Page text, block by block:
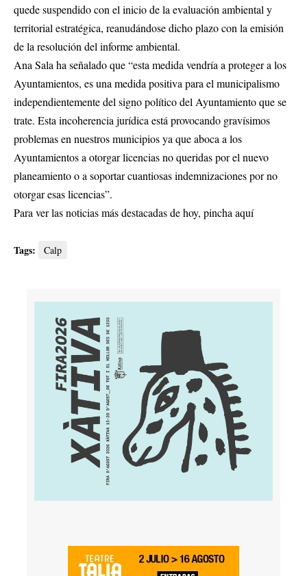
quede suspendido con el inicio de la evaluación ambiental y
territorial estratégica, reanudándose dicho plazo con la emisión
de la resolución del informe ambiental.
Ana Sala ha señalado que “esta medida vendría a proteger a los
Ayuntamientos, es una medida positiva para el municipalismo
independientemente del signo político del Ayuntamiento que se
trate. Esta incoherencia jurídica está provocando gravísimos
problemas en nuestros municipios ya que aboca a los
Ayuntamientos a otorgar licencias no queridas por el nuevo
planeamiento o a soportar cuantiosas indemnizaciones por no
otorgar esas licencias”.
Para ver las noticias más destacadas de hoy, pincha aquí
Tags: Calp